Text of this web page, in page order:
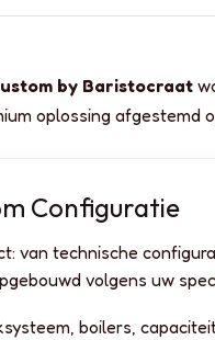
by Baristocraat
oplossing afgestemd
Configuratie
van technische
volgens uw
boilers,